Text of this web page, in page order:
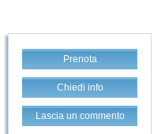
Prenota
Chiedi info
Lascia un commento